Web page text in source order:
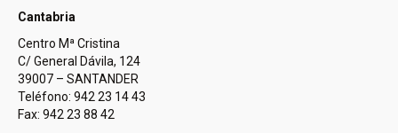
Cantabria
Centro Mª Cristina
C/ General Dávila, 124
39007 – SANTANDER
Teléfono: 942 23 14 43
Fax: 942 23 88 42